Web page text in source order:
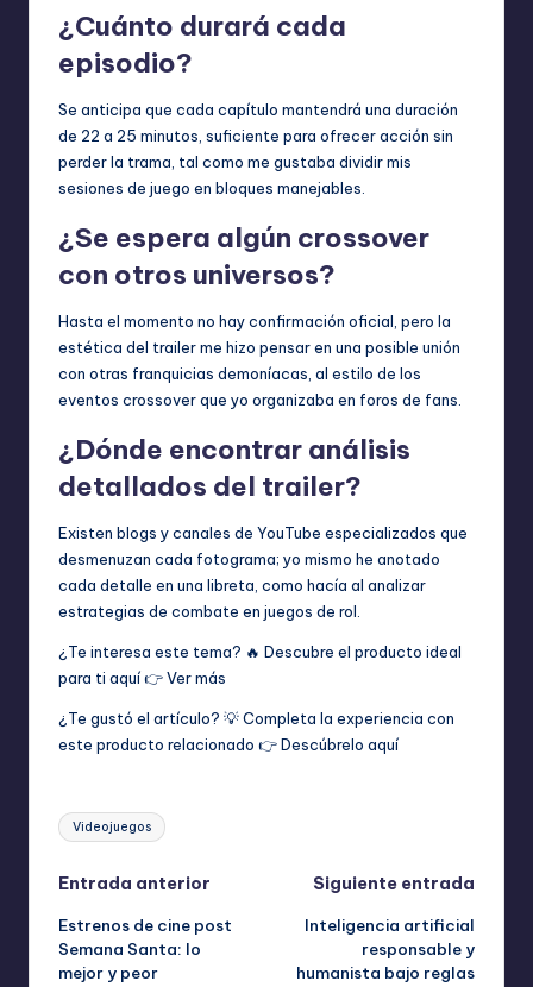
¿Cuánto durará cada
episodio?
Se anticipa que cada capítulo mantendrá una duración
de 22 a 25 minutos, suficiente para ofrecer acción sin
perder la trama, tal como me gustaba dividir mis
sesiones de juego en bloques manejables.
¿Se espera algún crossover
con otros universos?
Hasta el momento no hay confirmación oficial, pero la
estética del trailer me hizo pensar en una posible unión
con otras franquicias demoníacas, al estilo de los
eventos crossover que yo organizaba en foros de fans.
¿Dónde encontrar análisis
detallados del trailer?
Existen blogs y canales de YouTube especializados que
desmenuzan cada fotograma; yo mismo he anotado
cada detalle en una libreta, como hacía al analizar
estrategias de combate en juegos de rol.
¿Te interesa este tema? 🔥 Descubre el producto ideal
para ti aquí 👉Ver más
¿Te gustó el artículo? 💡 Completa la experiencia con
este producto relacionado 👉Descúbrelo aquí
Etiquetas:
Videojuegos
Navegación
de
Entrada anterior
Estrenos de cine post
Semana Santa: lo
mejor y peor
Siguiente entrada
Inteligencia artificial
responsable y
humanista bajo reglas